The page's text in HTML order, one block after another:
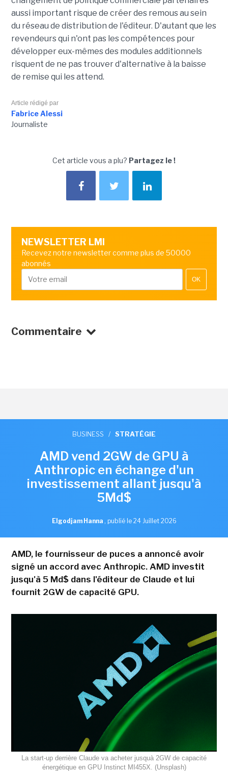
aussi important risque de créer des remous au sein
du réseau de distribution de l'éditeur. D'autant que les
revendeurs qui n'ont pas les compétences pour
développer eux-mêmes des modules additionnels
risquent de ne pas trouver d'alternative à la baisse
de remise qui les attend.
Article rédigé par
Fabrice Alessi
Journaliste
Cet article vous a plu? Partagez le !
NEWSLETTER LMI
Recevez notre newsletter comme plus de 50000
abonnés
OK
Commentaire
BUSINESS / STRATÉGIE
AMD vend 2GW de GPU à
Anthropic en échange d'un
investissement allant jusqu'à
5Md$
Elgodjam Hanna , publié le 24 Juillet 2026
AMD, le fournisseur de puces a annoncé avoir
signé un accord avec Anthropic. AMD investit
jusqu'à 5 Md$ dans l'éditeur de Claude et lui
fournit 2GW de capacité GPU.
La start-up derrière Claude va acheter jusquà 2GW de capacité
énergétique en GPU Instinct MI455X. (Unsplash)